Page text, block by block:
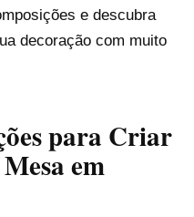
e descubra
decoração com muito
para Criar
em